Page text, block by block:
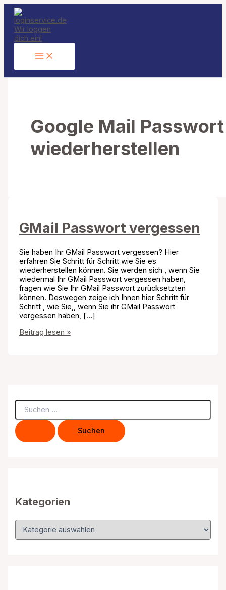
Zum
Inhalt
springen
Google Mail Passwort
wiederherstellen
GMail Passwort vergessen
Sie haben Ihr GMail Passwort vergessen? Hier
erfahren Sie Schritt für Schritt wie Sie es
wiederherstellen können. Sie werden sich , wenn Sie
wiedermal Ihr GMail Passwort vergessen haben,
fragen wie Sie Ihr GMail Passwort zurücksetzten
können. Deswegen zeige ich Ihnen hier Schritt für
Schritt , wie Sie,, wenn Sie ihr GMail Passwort
vergessen haben, […]
GMail
Beitrag lesen »
S
c
h
:Kategorien
K